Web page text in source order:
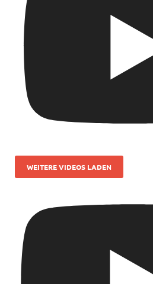
WEITERE VIDEOS LADEN